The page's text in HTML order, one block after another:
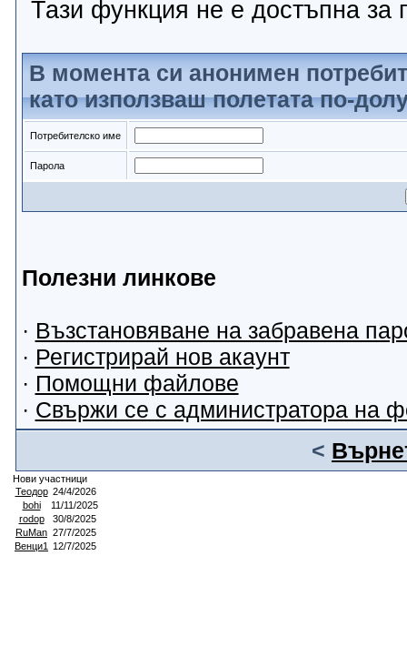
Тази функция не е достъпна за
В момента си анонимен
като използваш полетата по-
Потребителско име
Парола
Полезни линкове
· Възстановяване на забравена
· Регистрирай нов акаунт
· Помощни файлове
· Свържи се с администратора на
<
Нови участници
Теодор 24/4/2026
bohi
11/11/2025
rodop
30/8/2025
RuMan 27/7/2025
Венци1
12/7/2025